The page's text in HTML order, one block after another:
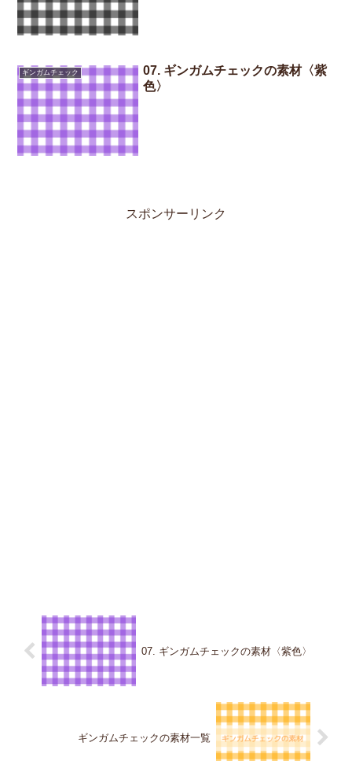
ギンガムチェック
07. ギンガムチェックの素材〈紫
色〉
スポンサーリンク
07. ギンガムチェックの素材〈紫色〉
ギンガムチェックの素材一覧